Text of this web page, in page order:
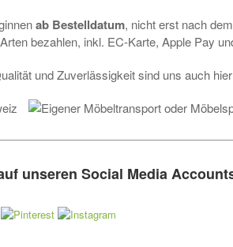
ab Bestelldatum, nicht erst nach
bezahlen, inkl. EC-Karte, Apple Pay
und Zuverlässigkeit sind uns auch
unseren Social Media